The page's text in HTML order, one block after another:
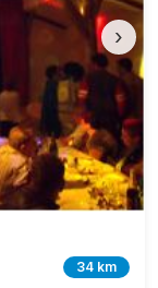
›
34 km